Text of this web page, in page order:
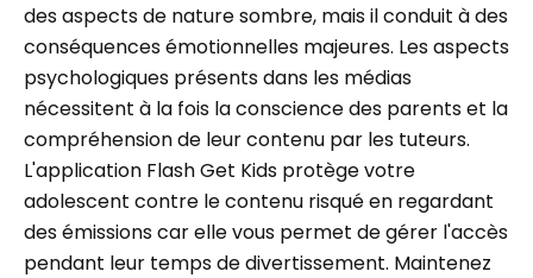
des aspects de nature sombre, mais il conduit à des
conséquences émotionnelles majeures. Les aspects
psychologiques présents dans les médias
nécessitent à la fois la conscience des parents et la
compréhension de leur contenu par les tuteurs.
L'application Flash Get Kids protège votre
adolescent contre le contenu risqué en regardant
des émissions car elle vous permet de gérer l'accès
pendant leur temps de divertissement. Maintenez